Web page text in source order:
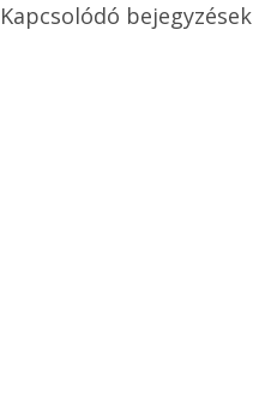
Kapcsolódó bejegyzések